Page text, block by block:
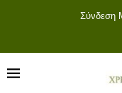
Σύνδεση